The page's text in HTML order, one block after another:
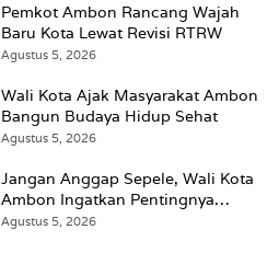
Susun RDTR Sebagai Dasar Hukum
Pemkot Ambon Rancang Wajah
Baru Kota Lewat Revisi RTRW
Agustus 5, 2026
Wali Kota Ajak Masyarakat Ambon
Bangun Budaya Hidup Sehat
Agustus 5, 2026
Jangan Anggap Sepele, Wali Kota
Ambon Ingatkan Pentingnya
Perencanaan Kesehatan
Agustus 5, 2026